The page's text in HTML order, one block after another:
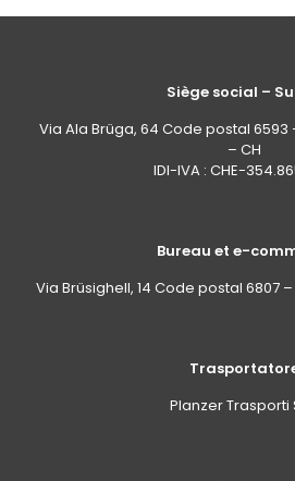
Siège social –
Via Ala Brüga, 64 Code postal
– CH
IDI-IVA : CHE-
Bureau et e-
Via Brüsighell, 14 Code postal 6807
Planzer Trasporti